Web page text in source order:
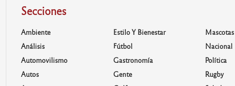
Secciones
Ambiente
Análisis
Automovilismo
Autos
Estilo Y Bienestar
Fútbol
Gastronomía
Gente
Mascotas
Nacional
Política
Rugby